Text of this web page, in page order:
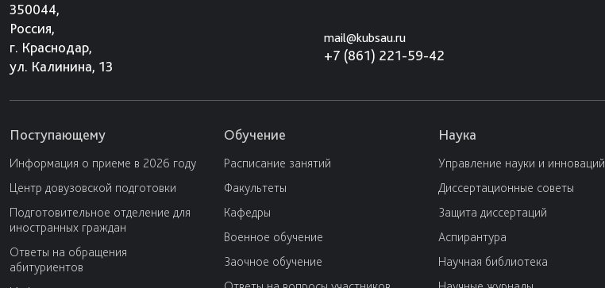
350044,
Россия,
г. Краснодар,
ул. Калинина, 13
mail@kubsau.ru
+7 (861) 221-59-42
Поступающему
Информация о приеме в 2026 году
Центр довузовской подготовки
Подготовительное отделение для
иностранных граждан
Ответы на обращения
абитуриентов
Обучение
Расписание занятий
Факультеты
Кафедры
Военное обучение
Заочное обучение
Наука
Управление науки и инноваций
Диссертационные советы
Защита диссертаций
Аспирантура
Научная библиотека